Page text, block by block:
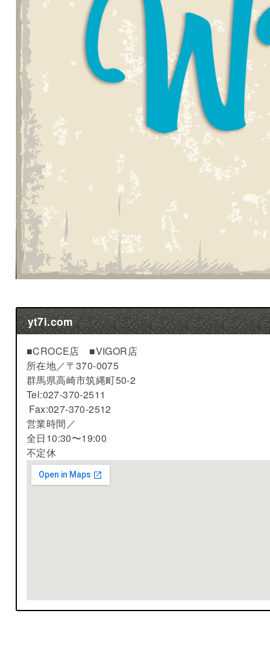
yt7i.com
■CROCE店 ■VIGOR店
所在地／〒370-0075
群馬県高崎市筑縄町50-2
Tel:027-370-2511
Fax:027-370-2512
営業時間／
全日10:30〜19:00
不定休